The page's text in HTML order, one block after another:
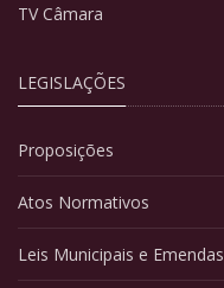
TV Câmara
LEGISLAÇÕES
Proposições
Atos Normativos
Leis Municipais e Emendas